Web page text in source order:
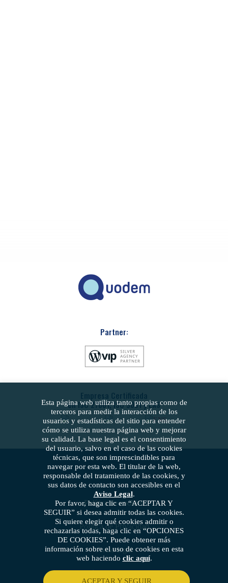
Partner:
Empresa Certificada
en ISO 27001, ISO 9001 y ENS
Política de cookies
Política de Privacidad
Aviso legal
Política de seguridad
Esta página web utiliza tanto propias como de
terceros para medir la interacción de los
usuarios y estadísticas del sitio para entender
cómo se utiliza nuestra página web y mejorar
su calidad. La base legal es el consentimiento
del usuario, salvo en el caso de las cookies
técnicas, que son imprescindibles para
navegar por esta web. El titular de la web,
responsable del tratamiento de las cookies, y
sus datos de contacto son accesibles en el
Aviso Legal.
Por favor, haga clic en “ACEPTAR Y
SEGUIR” si desea admitir todas las cookies.
Si quiere elegir qué cookies admitir o
rechazarlas todas, haga clic en “OPCIONES
DE COOKIES”. Puede obtener más
información sobre el uso de cookies en esta
web haciendo clic aquí.
ACEPTAR Y SEGUIR